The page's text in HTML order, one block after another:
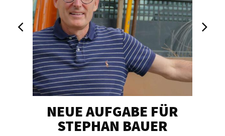
NEUE AUFGABE FÜR
STEPHAN BAUER